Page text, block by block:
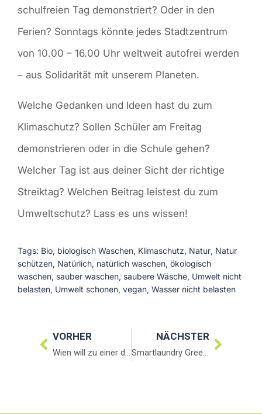
schulfreien Tag demonstriert? Oder in den
Ferien? Sonntags könnte jedes Stadtzentrum
von 10.00 – 16.00 Uhr weltweit autofrei werden
– aus Solidarität mit unserem Planeten.
Welche Gedanken und Ideen hast du zum
Klimaschutz? Sollen Schüler am Freitag
demonstrieren oder in die Schule gehen?
Welcher Tag ist aus deiner Sicht der richtige
Streiktag? Welchen Beitrag leistest du zum
Umweltschutz? Lass es uns wissen!
Tags: Bio, biologisch Waschen, Klimaschutz, Natur, Natur
schützen, Natürlich, natürlich waschen, ökologisch
waschen, sauber waschen, saubere Wäsche, Umwelt nicht
belasten, Umwelt schonen, vegan, Wasser nicht belasten
VORHER
Wien will zu einer digitalen Weltstadt werden
NÄCHSTER
Smartlaundry Green&Clean in Wien